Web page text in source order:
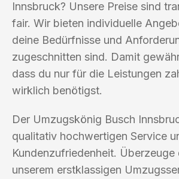
Innsbruck? Unsere Preise sind
fair. Wir bieten individuelle
deine Bedürfnisse und
zugeschnitten sind. Damit
dass du nur für die Leistungen
wirklich benötigst.
Der Umzugskönig Busch
qualitativ hochwertigen Service
Kundenzufriedenheit.
unserem erstklassigen